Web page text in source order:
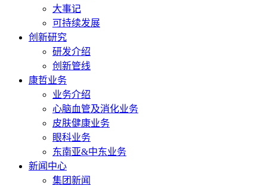
大事记
可持续发展
创新研究
研发介绍
创新管线
康哲业务
业务介绍
心脑血管及消化业务
皮肤健康业务
眼科业务
东南亚&中东业务
新闻中心
集团新闻